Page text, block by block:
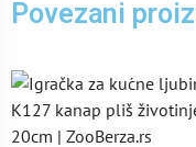
Povezani